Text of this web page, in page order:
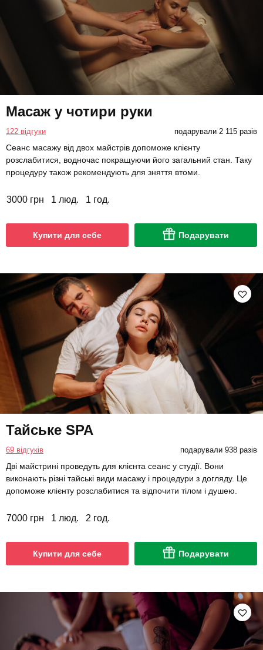
Масаж у чотири руки
122 відгуки подарували 2 115 разів
Сеанс масажу від двох майстрів допоможе клієнту
розслабитися, водночас покращуючи його загальний стан. Таку
процедуру також рекомендують для зняття втоми.
3000 грн 1 люд. 1 год.
Купити для себе Подарувати
Тайське SPA
69 відгуків подарували 938 разів
Дві майстрині проведуть для клієнта сеанс у студії. Вони
виконають різні тайські види масажу і процедури з догляду. Це
допоможе клієнту розслабитися та відпочити тілом і душею.
7000 грн 1 люд. 2 год.
Купити для себе Подарувати